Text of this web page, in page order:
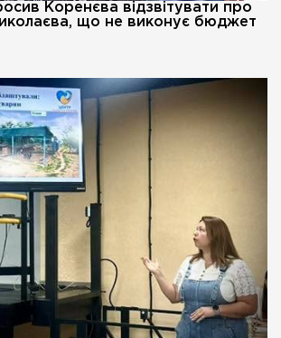
Коренєва відзвітувати про
що не виконує бюджет